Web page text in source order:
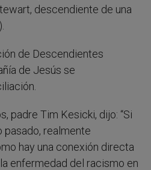
descendiente de una
de Descendientes
de Jesús se
padre Tim Kesicki, dijo: “Si
realmente
hay una conexión directa
enfermedad del racismo en